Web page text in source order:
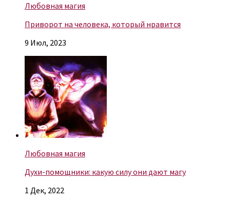
Любовная магия
Приворот на человека, который нравится
9 Июл, 2023
Любовная магия
Духи-помощники: какую силу они дают магу
1 Дек, 2022